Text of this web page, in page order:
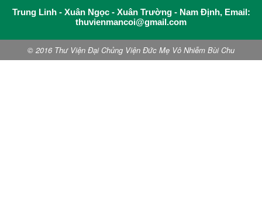
Trung Linh - Xuân Ngọc - Xuân Trường - Nam Định, Email:
thuvienmancoi@gmail.com
© 2016 Thư Viện Đại Chủng Viện Đức Mẹ Vô Nhiễm Bùi Chu